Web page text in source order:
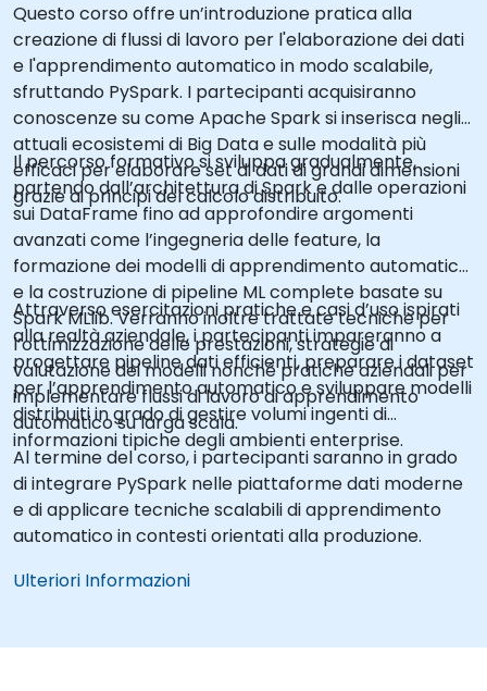
Questo corso offre un’introduzione pratica alla
creazione di flussi di lavoro per l'elaborazione dei dati
e l'apprendimento automatico in modo scalabile,
sfruttando PySpark. I partecipanti acquisiranno
conoscenze su come Apache Spark si inserisca negli
attuali ecosistemi di Big Data e sulle modalità più
efficaci per elaborare set di dati di grandi dimensioni
grazie ai principi del calcolo distribuito.
Il percorso formativo si sviluppa gradualmente,
partendo dall’architettura di Spark e dalle operazioni
sui DataFrame fino ad approfondire argomenti
avanzati come l’ingegneria delle feature, la
formazione dei modelli di apprendimento automatico
e la costruzione di pipeline ML complete basate su
Spark MLlib. Verranno inoltre trattate tecniche per
l’ottimizzazione delle prestazioni, strategie di
valutazione dei modelli nonché pratiche aziendali per
implementare flussi di lavoro di apprendimento
automatico su larga scala.
Attraverso esercitazioni pratiche e casi d’uso ispirati
alla realtà aziendale, i partecipanti impareranno a
progettare pipeline dati efficienti, preparare i dataset
per l’apprendimento automatico e sviluppare modelli
distribuiti in grado di gestire volumi ingenti di
informazioni tipiche degli ambienti enterprise.
Al termine del corso, i partecipanti saranno in grado
di integrare PySpark nelle piattaforme dati moderne
e di applicare tecniche scalabili di apprendimento
automatico in contesti orientati alla produzione.
Ulteriori Informazioni